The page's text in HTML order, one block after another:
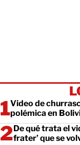
Video de
polémica en
De qué trata el
frater’ que se